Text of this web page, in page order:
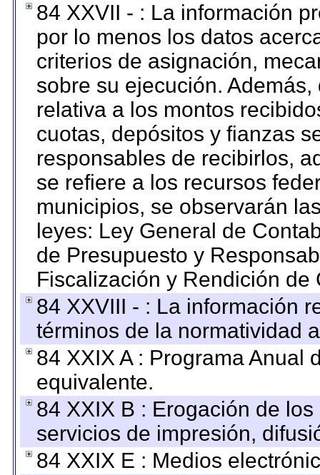
84 XXVII - : La información
por lo menos los datos
criterios de asignación,
sobre su ejecución.
relativa a los montos
cuotas, depósitos y fianzas
responsables de recibirlos,
se refiere a los recursos
municipios, se observarán
leyes: Ley General de
de Presupuesto y
Fiscalización y Rendición
84 XXVIII - : La información
términos de la normatividad
84 XXIX A : Programa Anual
equivalente.
84 XXIX B : Erogación de
servicios de impresión,
84 XXIX E : Medios